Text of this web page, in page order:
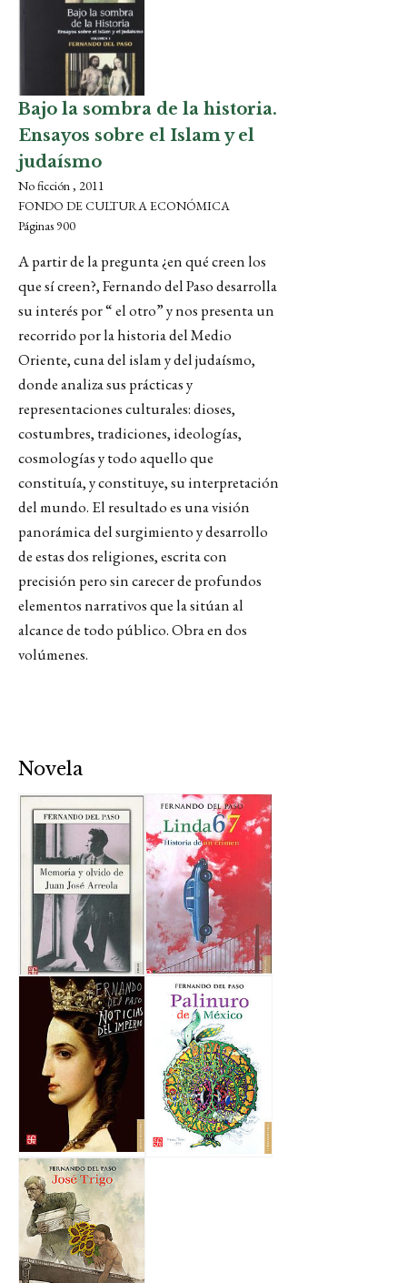
Bajo la sombra de la historia.
Ensayos sobre el Islam y el
judaísmo
No ficción , 2011
FONDO DE CULTURA ECONÓMICA
Páginas 900
A partir de la pregunta ¿en qué creen los
que sí creen?, Fernando del Paso desarrolla
su interés por “ el otro” y nos presenta un
recorrido por la historia del Medio
Oriente, cuna del islam y del judaísmo,
donde analiza sus prácticas y
representaciones culturales: dioses,
costumbres, tradiciones, ideologías,
cosmologías y todo aquello que
constituía, y constituye, su interpretación
del mundo. El resultado es una visión
panorámica del surgimiento y desarrollo
de estas dos religiones, escrita con
precisión pero sin carecer de profundos
elementos narrativos que la sitúan al
alcance de todo público. Obra en dos
volúmenes.
Novela